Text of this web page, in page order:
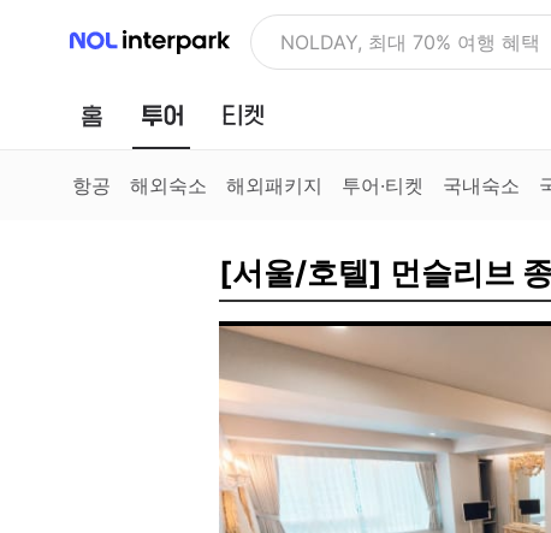
NOL 인터파크 NOLDAY, 최대 70% 여행 혜택
홈 투어
항공 해외숙소 해외패키지 투어·티켓 국내숙소
[서울/호텔] 먼슬리브